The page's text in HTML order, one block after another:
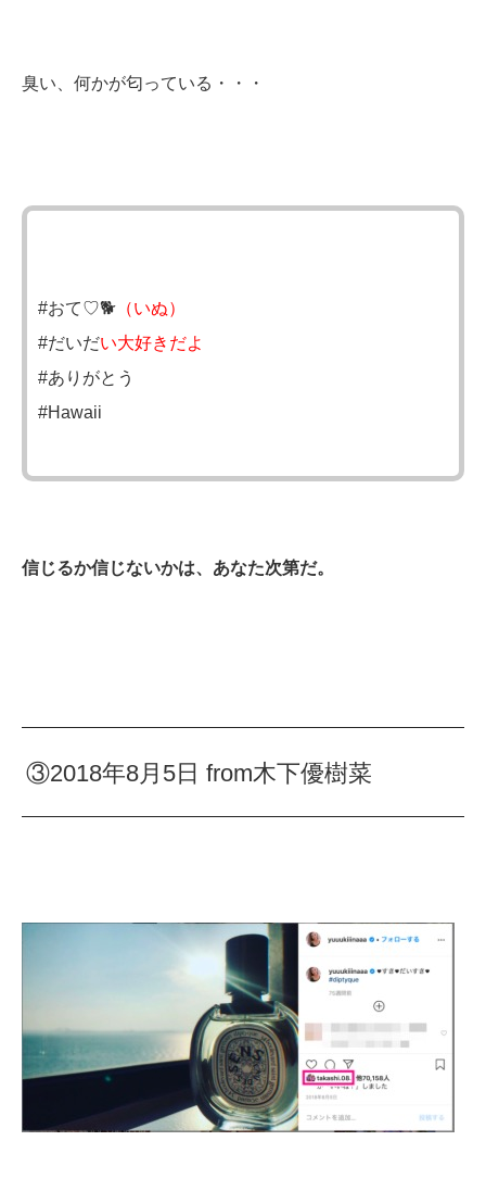
臭い、何かが匂っている・・・
#おて♡🐕 （いぬ）
#だいだい大好きだよ
#ありがとう
#Hawaii
信じるか信じないかは、あなた次第だ。
③2018年8月5日 from木下優樹菜